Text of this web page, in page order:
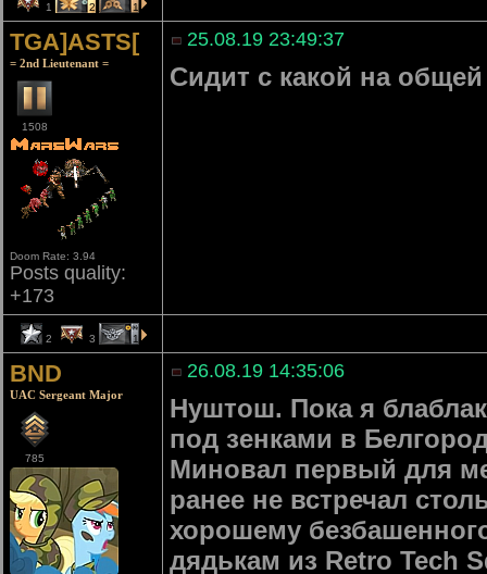
1 2 1
TGA]ASTS[
= 2nd Lieutenant =
1508
Doom Rate: 3.94
Posts quality:
+173
25.08.19 23:49:37
Сидит с какой на общей
2 3 1
BND
UAC Sergeant Major
785
26.08.19 14:35:06
Нуштош. Пока я
под зенками в
Миновал первый для
ранее не встречал
хорошему
дядькам из Retro Tech